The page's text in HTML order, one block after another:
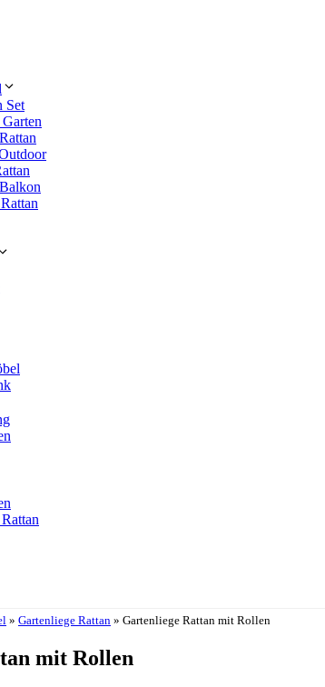
Set
» Gartenliege Rattan » Gartenliege Rattan mit Rollen
mit Rollen